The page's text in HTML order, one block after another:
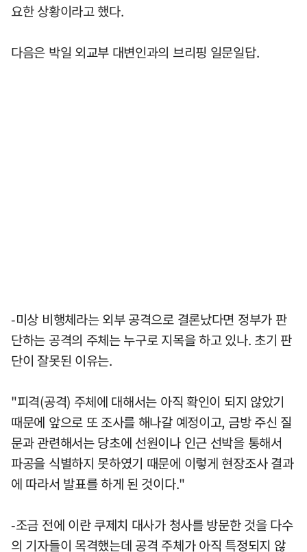
요한 상황이라고 했다.
다음은 박일 외교부 대변인과의 브리핑 일문일답.
-미상 비행체라는 외부 공격으로 결론났다면 정부가 판
단하는 공격의 주체는 누구로 지목을 하고 있나. 초기 판
단이 잘못된 이유는.
"피격(공격) 주체에 대해서는 아직 확인이 되지 않았기
때문에 앞으로 또 조사를 해나갈 예정이고, 금방 주신 질
문과 관련해서는 당초에 선원이나 인근 선박을 통해서
파공을 식별하지 못하였기 때문에 이렇게 현장조사 결과
에 따라서 발표를 하게 된 것이다."
-조금 전에 이란 쿠제치 대사가 청사를 방문한 것을 다수
의 기자들이 목격했는데 공격 주체가 아직 특정되지 않